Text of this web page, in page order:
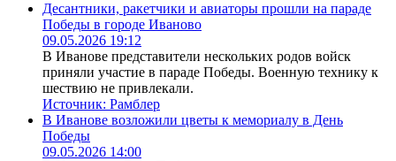
Десантники, ракетчики и авиаторы прошли на параде
Победы в городе Иваново
09.05.2026 19:12
В Иванове представители нескольких родов войск
приняли участие в параде Победы. Военную технику к
шествию не привлекали.
Источник: Рамблер
В Иванове возложили цветы к мемориалу в День
Победы
09.05.2026 14:00